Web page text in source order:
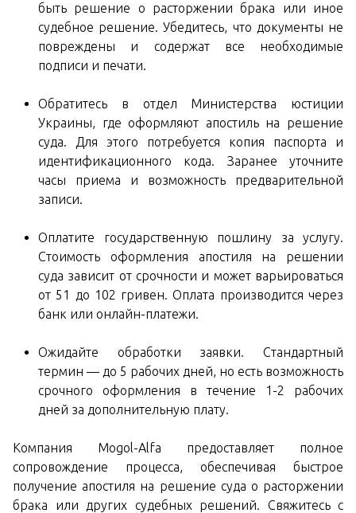
быть решение о расторжении брака или иное
судебное решение. Убедитесь, что документы не
повреждены и содержат все необходимые
подписи и печати.
Обратитесь в отдел Министерства юстиции
Украины, где оформляют апостиль на решение
суда. Для этого потребуется копия паспорта и
идентификационного кода. Заранее уточните
часы приема и возможность предварительной
записи.
Оплатите государственную пошлину за услугу.
Стоимость оформления апостиля на решении
суда зависит от срочности и может варьироваться
от 51 до 102 гривен. Оплата производится через
банк или онлайн-платежи.
Ожидайте обработки заявки. Стандартный
термин — до 5 рабочих дней, но есть возможность
срочного оформления в течение 1-2 рабочих
дней за дополнительную плату.
Компания Mogol-Alfa предоставляет полное
сопровождение процесса, обеспечивая быстрое
получение апостиля на решение суда о расторжении
брака или других судебных решений. Свяжитесь с